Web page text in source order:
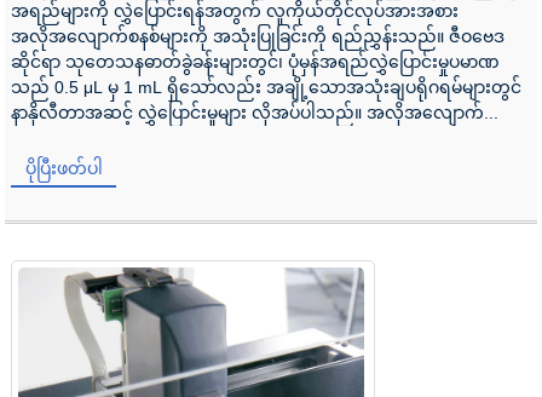
အရည်များကို လွှဲပြောင်းရန်အတွက် လူကိုယ်တိုင်လုပ်အားအစား
အလိုအလျောက်စနစ်များကို အသုံးပြုခြင်းကို ရည်ညွှန်းသည်။ ဇီဝဗေဒ
ဆိုင်ရာ သုတေသနဓာတ်ခွဲခန်းများတွင်၊ ပုံမှန်အရည်လွှဲပြောင်းမှုပမာဏ
သည် 0.5 μL မှ 1 mL ရှိသော်လည်း အချို့သောအသုံးချပရိုဂရမ်များတွင်
နာနိုလီတာအဆင့် လွှဲပြောင်းမှုများ လိုအပ်ပါသည်။ အလိုအလျောက်...
ပိုပြီးဖတ်ပါ